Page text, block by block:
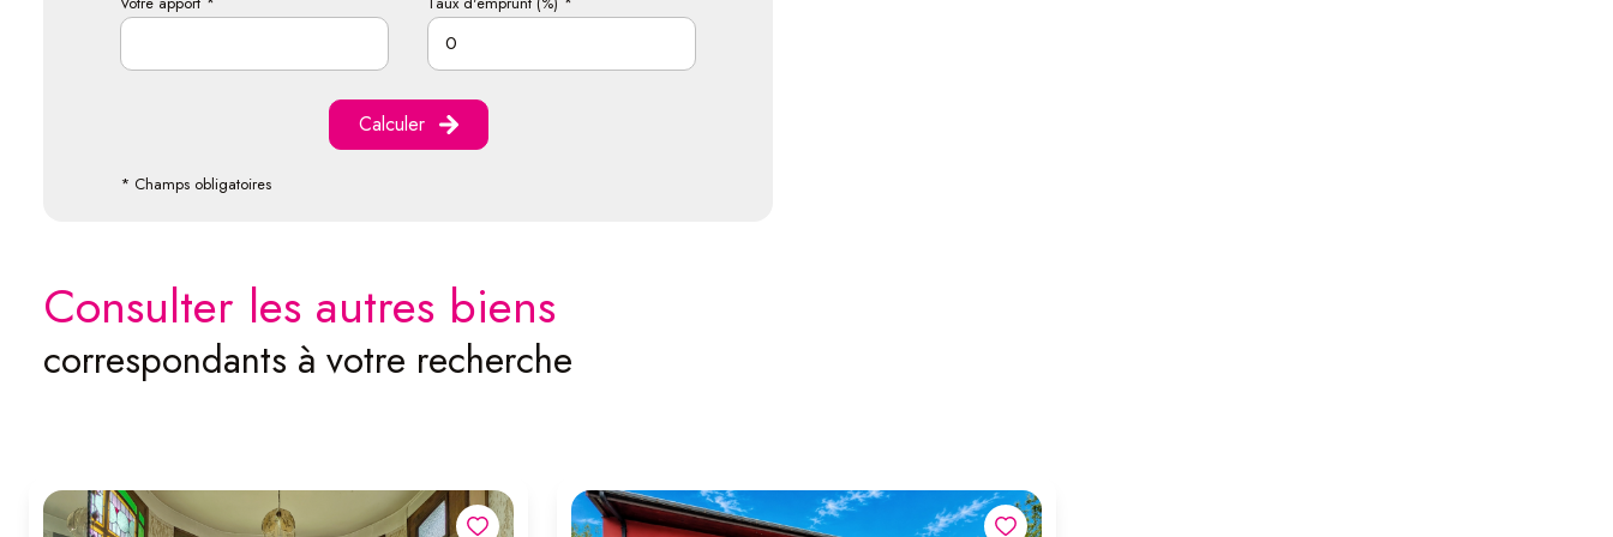
Calculer
* Champs obligatoires
consulter les autres biens
correspondants à votre recherche